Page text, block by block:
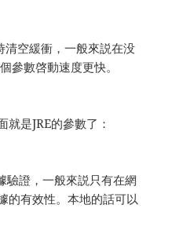
空緩衝，一般來説在没
參數啓動速度更快。
是JRE的參數了：
證，一般來説只有在網
的有效性。本地的話可以